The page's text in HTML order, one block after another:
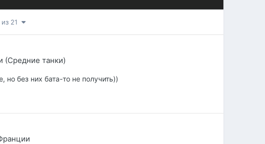
из 21
(Средние танки)
без них бата-то не получить))